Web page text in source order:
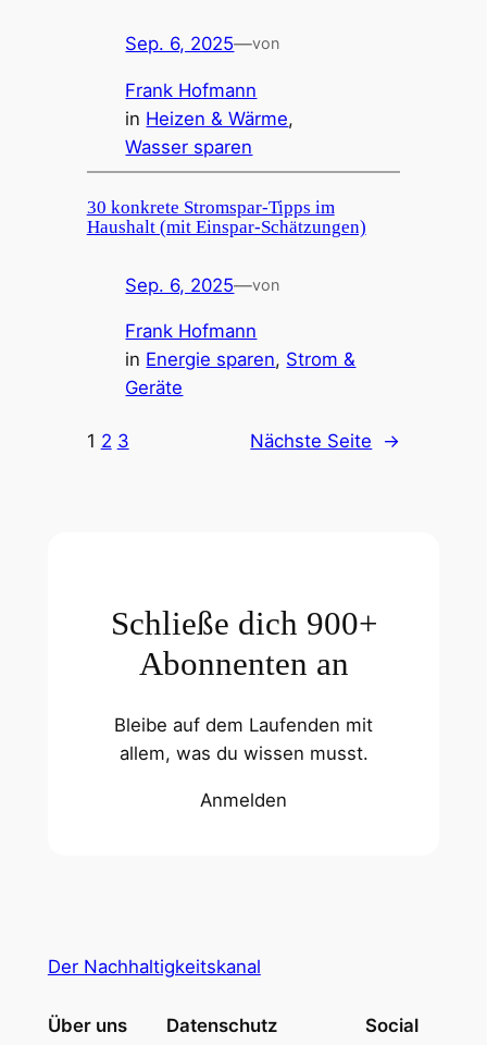
Sep. 6, 2025—von
Frank Hofmann
in Heizen & Wärme
Wasser sparen
30 konkrete Stromspar-Tipps im
Haushalt (mit Einspar-Schätzungen)
Sep. 6, 2025—von
Frank Hofmann
in Energie sparen, Strom &
Geräte
1 2 3 Nächste Seite →
Schließe dich 900+
Abonnenten an
Bleibe auf dem Laufenden mit
allem, was du wissen musst.
Anmelden
Der Nachhaltigkeitskanal
Über uns Datenschutz Social